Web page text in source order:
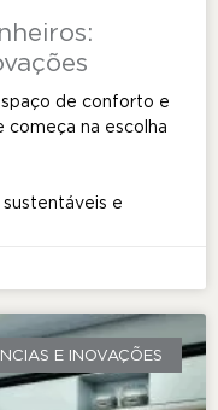
de conforto e
começa na escolha
e
E INOVAÇÕES